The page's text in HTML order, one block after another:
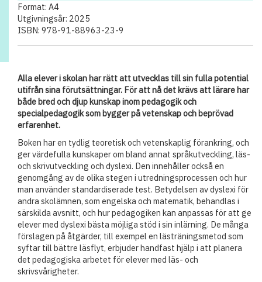
Format: A4
Utgivningsår: 2025
ISBN: 978-91-88963-23-9
Alla elever i skolan har rätt att utvecklas till sin fulla potential
utifrån sina förutsättningar. För att nå det krävs att lärare har
både bred och djup kunskap inom pedagogik och
specialpedagogik som bygger på vetenskap och beprövad
erfarenhet.
Boken har en tydlig teoretisk och vetenskaplig förankring, och
ger värdefulla kunskaper om bland annat språkutveckling, läs-
och skrivutveckling och dyslexi. Den innehåller också en
genomgång av de olika stegen i utredningsprocessen och hur
man använder standardiserade test. Betydelsen av dyslexi för
andra skolämnen, som engelska och matematik, behandlas i
särskilda avsnitt, och hur pedagogiken kan anpassas för att ge
elever med dyslexi bästa möjliga stöd i sin inlärning. De många
förslagen på åtgärder, till exempel en lästräningsmetod som
syftar till bättre läsflyt, erbjuder handfast hjälp i att planera
det pedagogiska arbetet för elever med läs- och
skrivsvårigheter.